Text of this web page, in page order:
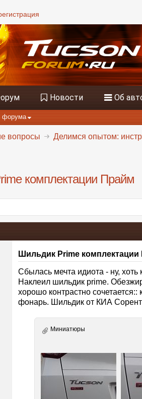
Новости Об
форума
вопросы Делимся опытом:
комплектации Прайм
Шильдик Prime
Сбылась мечта идиота - ну, хоть
Наклеил шильдик prime.
хорошо контрастно
фонарь. Шильдик от КИА
Миниатюры